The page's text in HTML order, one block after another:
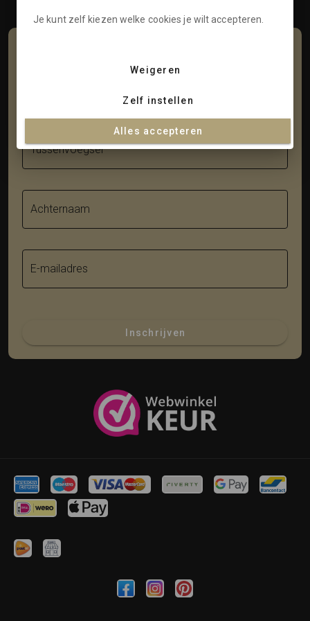
Tussenvoegsel
Achternaam
E-mailadres
Inschrijven
Je kunt zelf kiezen welke cookies je wilt accepteren.
Weigeren
Zelf instellen
Alles accepteren